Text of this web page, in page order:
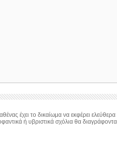
έχει το δικαίωμα να εκφέρει ελεύθερα
ή υβριστικά σχόλια θα